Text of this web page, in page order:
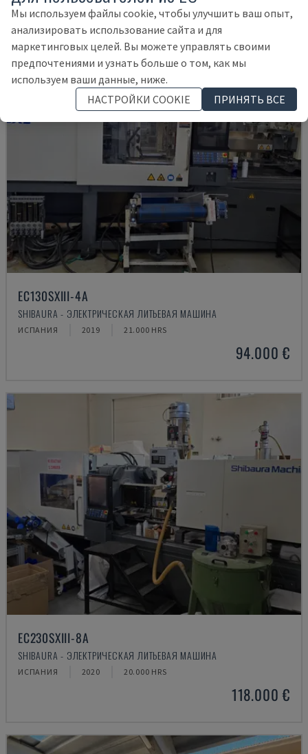
88.500 €
EC130SXIII-4A
SHIBAURA - ЭЛЕКТРИЧЕСКАЯ ЛИТЬЕВАЯ МАШИНА
ИСПАНИЯ 2019 21.000 HRS
94.000 €
EC230SXIII-8A
SHIBAURA - ЭЛЕКТРИЧЕСКАЯ ЛИТЬЕВАЯ МАШИНА
ИСПАНИЯ 2020 20.000 HRS
118.000 €
Мы используем файлы cookie, чтобы улучшить ваш опыт,
анализировать использование сайта и для
маркетинговых целей. Вы можете управлять своими
предпочтениями и узнать больше о том, как мы
используем ваши данные, ниже.
НАСТРОЙКИ COOKIE
ПРИНЯТЬ ВСЕ